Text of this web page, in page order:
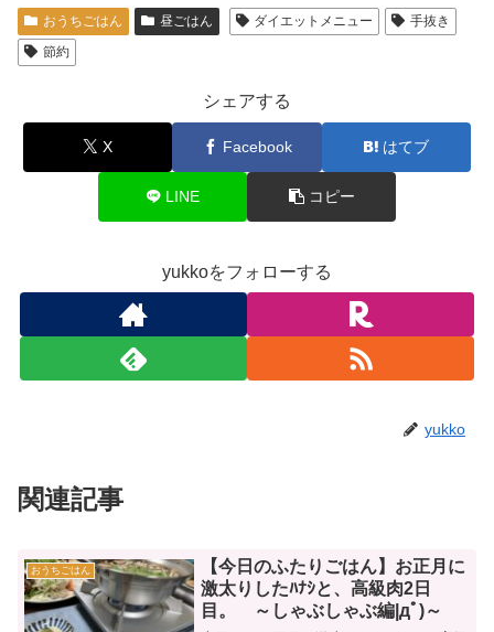
おうちごはん 昼ごはん ダイエットメニュー
手抜き
節約
シェアする
X Facebook はてブ
LINE コピー
yukkoをフォローする
yukko
関連記事
おうちごはん
【今日のふたりごはん】お正月に
激太りしたﾊﾅｼと、高級肉2日
目。 ～しゃぶしゃぶ編|дﾟ)～